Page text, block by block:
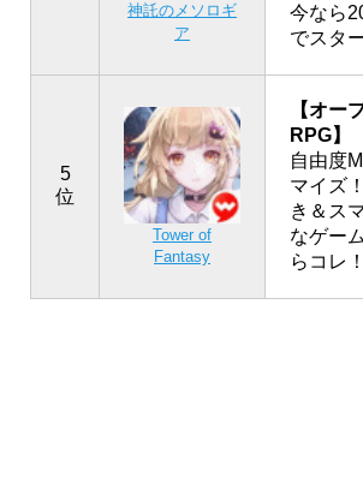
神託のメソロギ
ア
今なら
でスタ
5
位
Tower of
Fantasy
【オー
RPG】
自由度
マイズ
き＆ス
なゲー
らコレ！